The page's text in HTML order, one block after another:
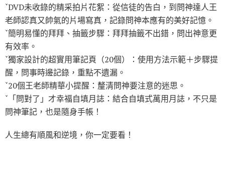
ˇDVD未收錄的精采拍片花絮：從信徒的告白，到問神達人王
老師認真又帥氣的片場寫真，記錄問神本應有的美好記憶。
ˇ簡明易懂的拜拜、抽籤步驟：拜拜抽籤不出錯，問出神意更
有效率。
ˇ獨家設計的超實用筆記頁（20個）：使用方法示範＋步驟提
醒，問事時邊記錄，重點不遺漏。
ˇ20個王老師精華小提醒：釐清問神要注意的迷思。
ˇ「問對了」才幸福自填月誌：結合自填式萬用月誌，不只是
問神筆記，也是隨身手帳！
人生總有順風和逆境，你一定要看！